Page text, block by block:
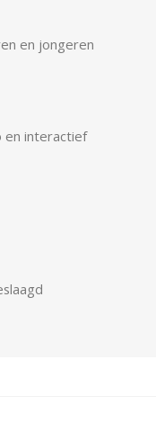
en jongeren
en interactief